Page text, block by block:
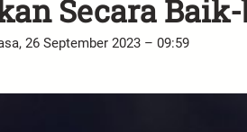
Secara
26 September 2023 – 09:59